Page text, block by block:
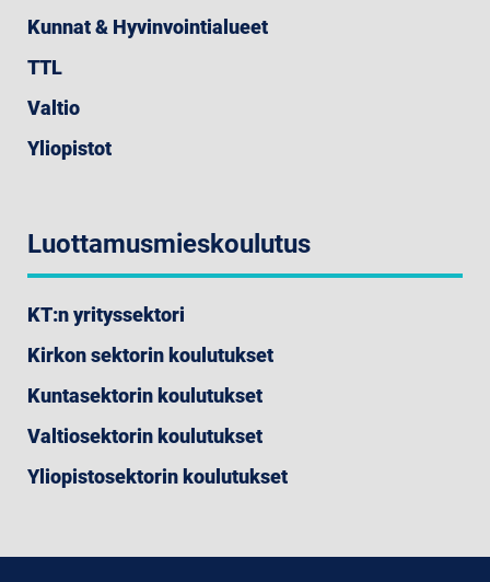
Kunnat & Hyvinvointialueet
TTL
Valtio
Yliopistot
Luottamusmieskoulutus
KT:n yrityssektori
Kirkon sektorin koulutukset
Kuntasektorin koulutukset
Valtiosektorin koulutukset
Yliopistosektorin koulutukset